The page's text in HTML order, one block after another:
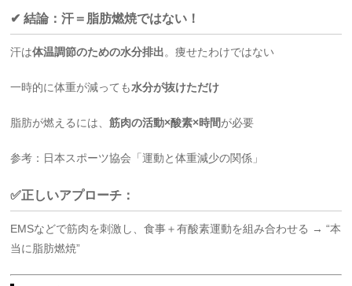
✔ 結論：汗＝脂肪燃焼ではない！
汗は体温調節のための水分排出。痩せたわけではない
一時的に体重が減っても水分が抜けただけ
脂肪が燃えるには、筋肉の活動×酸素×時間が必要
参考：日本スポーツ協会「運動と体重減少の関係」
✅正しいアプローチ：
EMSなどで筋肉を刺激し、食事＋有酸素運動を組み合わせる → “本
当に脂肪燃焼”